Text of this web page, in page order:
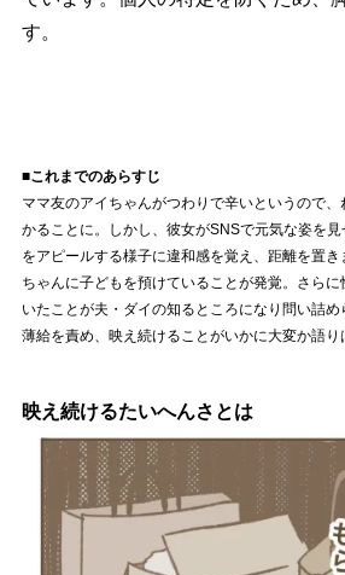
す。
■これまでのあらすじ
ママ友のアイちゃんがつわりで辛いというので
かることに。しかし、彼女がSNSで元気な姿を見
をアピールする様子に違和感を覚え、距離を置
ちゃんに子どもを預けていることが発覚。さら
いたことが夫・ダイの知るところになり問い詰
薄給を責め、映え続けることがいかに大変か語り
映え続けるたいへんさとは